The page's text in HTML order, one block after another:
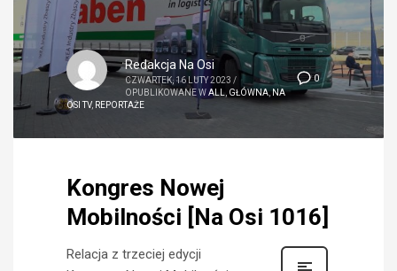
0
Redakcja Na Osi
CZWARTEK, 16 LUTY 2023 /
OPUBLIKOWANE WALL GŁÓWNA,NA
OSI TV, REPORTAŻE
Kongres Nowej
Mobilności [Na Osi 1016]
Relacja z trzeciej edycji